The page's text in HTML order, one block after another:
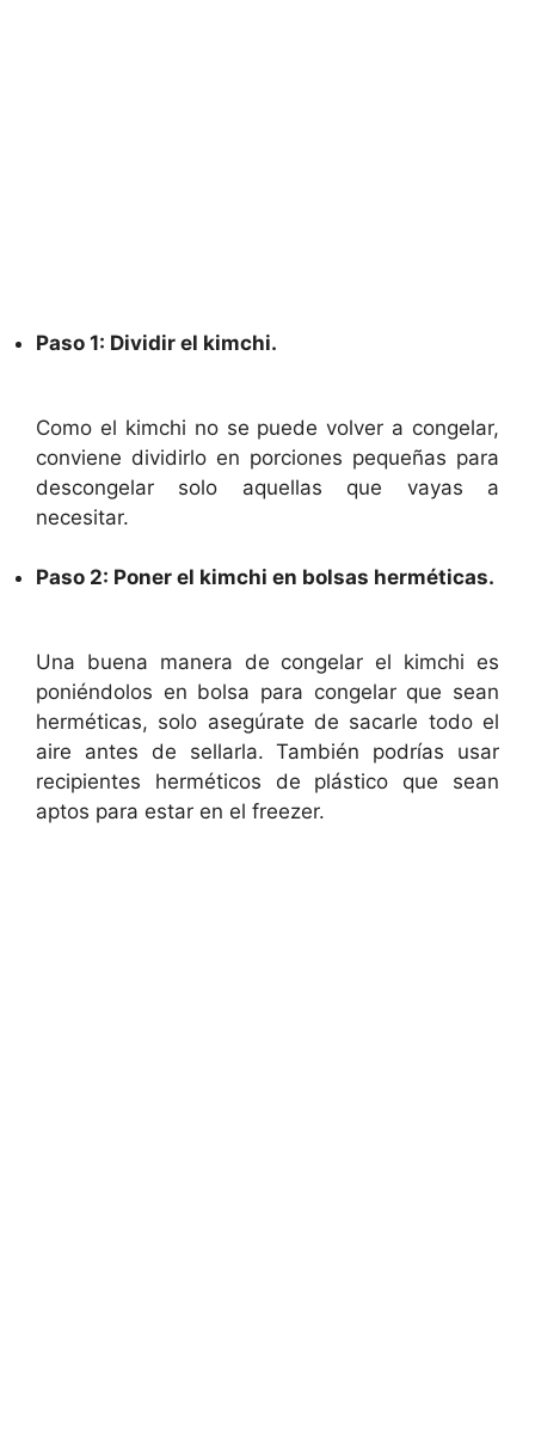
Paso 1: Dividir el kimchi.
Como el kimchi no se puede volver a congelar,
conviene dividirlo en porciones pequeñas para
descongelar solo aquellas que vayas a
necesitar.
Paso 2: Poner el kimchi en bolsas herméticas.
Una buena manera de congelar el kimchi es
poniéndolos en bolsa para congelar que sean
herméticas, solo asegúrate de sacarle todo el
aire antes de sellarla. También podrías usar
recipientes herméticos de plástico que sean
aptos para estar en el freezer.